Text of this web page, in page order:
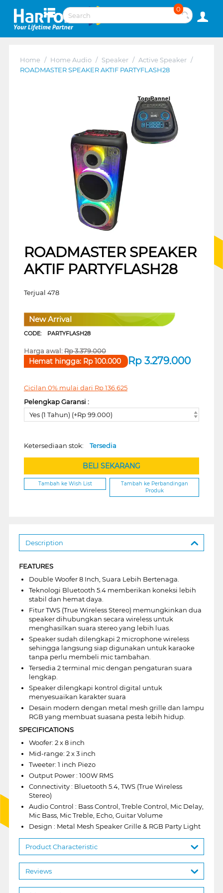
0
Home / Home Audio / Speaker / Active Speaker /
ROADMASTER SPEAKER AKTIF PARTYFLASH28
ROADMASTER SPEAKER
AKTIF PARTYFLASH28
Terjual 478
New Arrival
CODE: PARTYFLASH28
Harga awal:Rp3.379.000
Rp 3.279.000
Hemat hingga: Rp100.000
Cicilan 0% mulai dari Rp136.625
Pelengkap Garansi :
Yes (1 Tahun) (+Rp 99.000)
Ketersediaan stok: Tersedia
BELI SEKARANG
Tambah ke Wish List
Tambah ke Perbandingan
Produk
Description
FEATURES
Double Woofer 8 Inch, Suara Lebih Bertenaga.
Teknologi Bluetooth 5.4 memberikan koneksi lebih
stabil dan hemat daya.
Fitur TWS (True Wireless Stereo) memungkinkan dua
speaker dihubungkan secara wireless untuk
menghasilkan suara stereo yang lebih luas.
Speaker sudah dilengkapi 2 microphone wireless
sehingga langsung siap digunakan untuk karaoke
tanpa perlu membeli mic tambahan.
Tersedia 2 terminal mic dengan pengaturan suara
lengkap.
Speaker dilengkapi kontrol digital untuk
menyesuaikan karakter suara
Desain modern dengan metal mesh grille dan lampu
RGB yang membuat suasana pesta lebih hidup.
SPECIFICATIONS
Woofer: 2 x 8 inch
Mid-range: 2 x 3 inch
Tweeter: 1 inch Piezo
Output Power : 100W RMS
Connectivity : Bluetooth 5.4, TWS (True Wireless
Stereo)
Audio Control : Bass Control, Treble Control, Mic Delay,
Mic Bass, Mic Treble, Echo, Guitar Volume
Design : Metal Mesh Speaker Grille & RGB Party Light
Product Characteristic
Reviews